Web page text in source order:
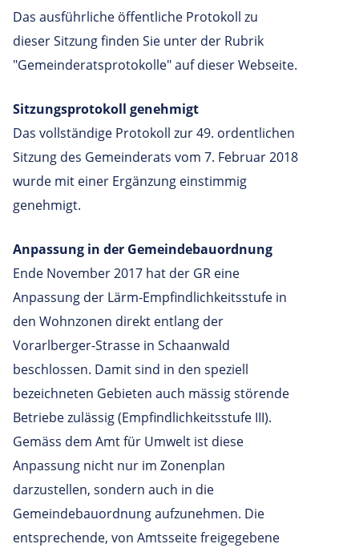
Das ausführliche öffentliche Protokoll zu
dieser Sitzung finden Sie unter der Rubrik
"Gemeinderatsprotokolle" auf dieser Webseite.
Sitzungsprotokoll genehmigt
Das vollständige Protokoll zur 49. ordentlichen
Sitzung des Gemeinderats vom 7. Februar 2018
wurde mit einer Ergänzung einstimmig
genehmigt.
Anpassung in der Gemeindebauordnung
Ende November 2017 hat der GR eine
Anpassung der Lärm-Empfindlichkeitsstufe in
den Wohnzonen direkt entlang der
Vorarlberger-Strasse in Schaanwald
beschlossen. Damit sind in den speziell
bezeichneten Gebieten auch mässig störende
Betriebe zulässig (Empfindlichkeitsstufe III).
Gemäss dem Amt für Umwelt ist diese
Anpassung nicht nur im Zonenplan
darzustellen, sondern auch in die
Gemeindebauordnung aufzunehmen. Die
entsprechende, von Amtsseite freigegebene